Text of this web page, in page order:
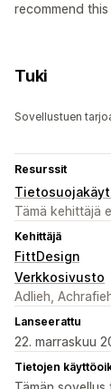
recommend this
Tuki
Sovellustuen
Resurssit
Tämä kehittäjä
Kehittäjä
FittDesign
Verkkosivusto
Adlieh,
Lanseerattu
22. marraskuu
Tietojen